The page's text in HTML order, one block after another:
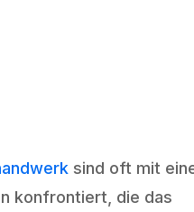
sind oft mit
konfrontiert, die das